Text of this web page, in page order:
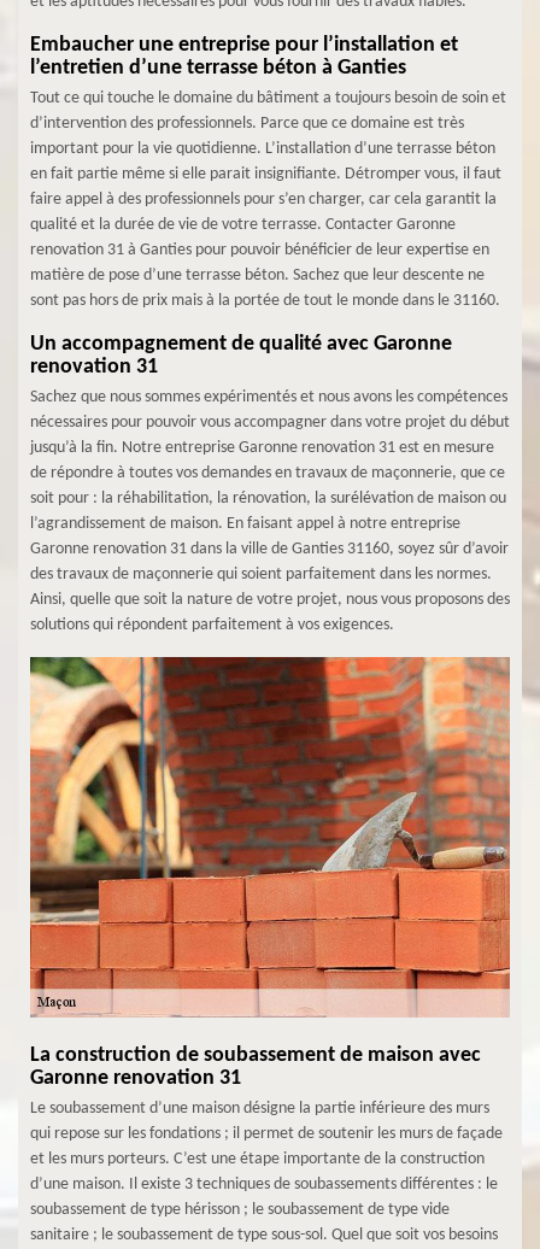
Embaucher une entreprise pour l’installation et
l’entretien d’une terrasse béton à Ganties
Tout ce qui touche le domaine du bâtiment a toujours besoin de soin et
d’intervention des professionnels. Parce que ce domaine est très
important pour la vie quotidienne. L’installation d’une terrasse béton
en fait partie même si elle parait insignifiante. Détromper vous, il faut
faire appel à des professionnels pour s’en charger, car cela garantit la
qualité et la durée de vie de votre terrasse. Contacter Garonne
renovation 31 à Ganties pour pouvoir bénéficier de leur expertise en
matière de pose d’une terrasse béton. Sachez que leur descente ne
sont pas hors de prix mais à la portée de tout le monde dans le 31160.
Un accompagnement de qualité avec Garonne
renovation 31
Sachez que nous sommes expérimentés et nous avons les compétences
nécessaires pour pouvoir vous accompagner dans votre projet du début
jusqu’à la fin. Notre entreprise Garonne renovation 31 est en mesure
de répondre à toutes vos demandes en travaux de maçonnerie, que ce
soit pour : la réhabilitation, la rénovation, la surélévation de maison ou
l’agrandissement de maison. En faisant appel à notre entreprise
Garonne renovation 31 dans la ville de Ganties 31160, soyez sûr d’avoir
des travaux de maçonnerie qui soient parfaitement dans les normes.
Ainsi, quelle que soit la nature de votre projet, nous vous proposons des
solutions qui répondent parfaitement à vos exigences.
La construction de soubassement de maison avec
Garonne renovation 31
Le soubassement d’une maison désigne la partie inférieure des murs
qui repose sur les fondations ; il permet de soutenir les murs de façade
et les murs porteurs. C’est une étape importante de la construction
d’une maison. Il existe 3 techniques de soubassements différentes : le
soubassement de type hérisson ; le soubassement de type vide
sanitaire ; le soubassement de type sous-sol. Quel que soit vos besoins